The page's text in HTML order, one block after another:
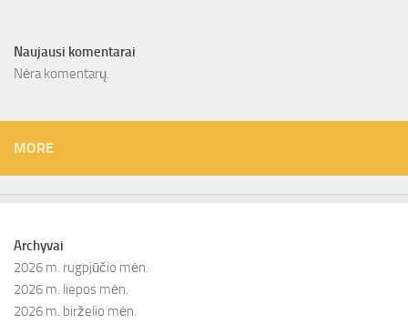
Naujausi komentarai
Nėra komentarų.
MORE
Archyvai
2026 m. rugpjūčio mėn.
2026 m. liepos mėn.
2026 m. birželio mėn.